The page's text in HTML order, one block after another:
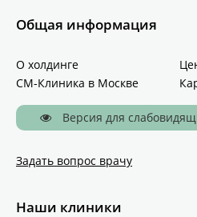
Общая информация
О холдинге
СМ-Клиника в Москве
Версия для
Задать вопрос врачу
Наши клиники